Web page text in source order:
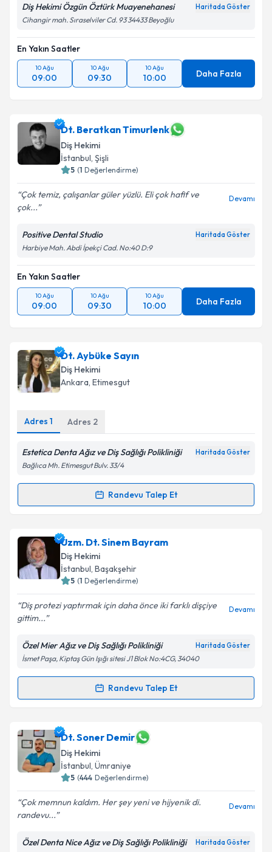
Diş Hekimi Özgün Öztürk Muayenehanesi Haritada Göster
Cihangir mah. Sıraselviler Cd. 93 34433 Beyoğlu
En Yakın Saatler
10 Ağu
09:00
10 Ağu
09:30
10 Ağu
10:00 Daha Fazla
Dt. Beratkan Timurlenk
Diş Hekimi
İstanbul, Şişli
5 (1 Değerlendirme)
Çok temiz, çalışanlar güler yüzlü. Eli çok hafif ve
çok...
Devamı
Positive Dental Studio Haritada Göster
Harbiye Mah. Abdi İpekçi Cad. No:40 D:9
En Yakın Saatler
10 Ağu
09:00
10 Ağu
09:30
10 Ağu
10:00 Daha Fazla
Dt. Aybüke Sayın
Diş Hekimi
Ankara, Etimesgut
Adres 1 Adres 2
Estetica Denta Ağız ve Diş Sağlığı Polikliniği Haritada Göster
Bağlıca Mh. Etimesgut Bulv. 33/4
Randevu Talep Et
Randevu Takvimi Talebi
Dt. Aybüke Sayıniçin randevu takvimi talebi
oluşturun. Size bu uzmandan randevu almanız için bir
takvim hazırlandığında e-posta ile bilgilendireceğiz.
Kişisel verilerimin işlenmesine ilişkin
Aydınlatma
Metni'ni okudum ve kişisel verilerimin belirtilen
kapsamda işlenmesini kabul ediyorum.
Uzm. Dt. Sinem Bayram
Diş Hekimi
İstanbul, Başakşehir
5 (1 Değerlendirme)
Diş protezi yaptırmak için daha önce iki farklı dişçiye
gittim...
Devamı
Özel Mier Ağız ve Diş Sağlığı Polikliniği Haritada Göster
İsmet Paşa, Kiptaş Gün Işığı sitesi J1 Blok No:4CG, 34040
Randevu Talep Et
Randevu Takvimi Talebi
Uzm. Dt. Sinem Bayramiçin randevu takvimi talebi
oluşturun. Size bu uzmandan randevu almanız için bir
takvim hazırlandığında e-posta ile bilgilendireceğiz.
E-posta Adresiniz
Kişisel verilerimin işlenmesine ilişkin
Aydınlatma
Dt. Soner Demir
Diş Hekimi
İstanbul, Ümraniye
5 (444 Değerlendirme)
Çok memnun kaldım. Her şey yeni ve hijyenik di.
randevu...
Devamı
Özel Denta Nice Ağız ve Diş Sağlığı Polikliniği Haritada Göster